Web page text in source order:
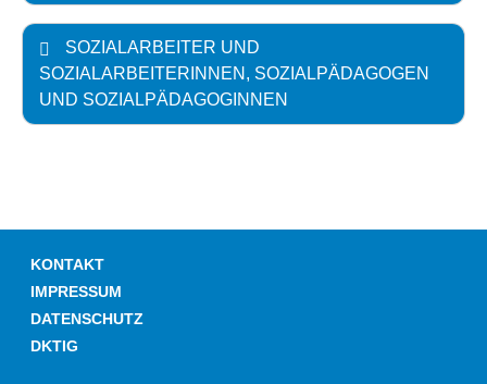
SOZIALARBEITER UND
SOZIALARBEITERINNEN, SOZIALPÄDAGOGEN
UND SOZIALPÄDAGOGINNEN
KONTAKT
IMPRESSUM
DATENSCHUTZ
DKTIG